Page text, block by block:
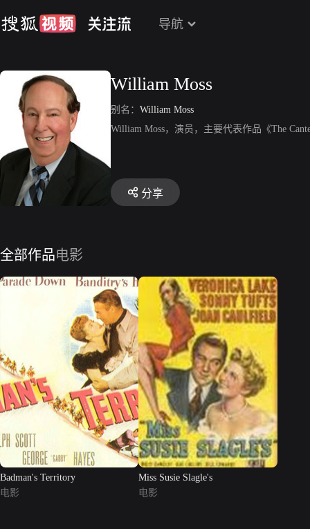
导航
William Moss
别名： William Moss
William Moss，演员，主要代表作品《The
分享
全部作品电影
Badman's Territory
电影
Miss Susie Slagle's
电影